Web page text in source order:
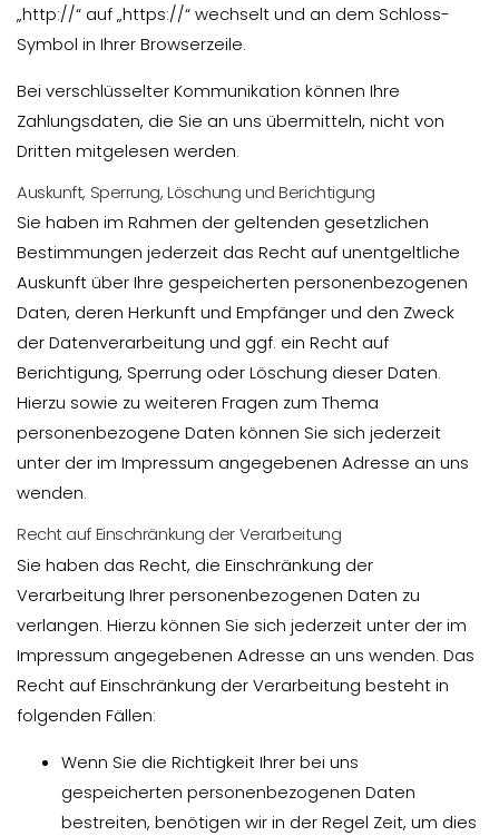
„http://“ auf „https://“ wechselt und an dem Schloss-
Symbol in Ihrer Browserzeile.
Bei verschlüsselter Kommunikation können Ihre
Zahlungsdaten, die Sie an uns übermitteln, nicht von
Dritten mitgelesen werden.
Auskunft, Sperrung, Löschung und Berichtigung
Sie haben im Rahmen der geltenden gesetzlichen
Bestimmungen jederzeit das Recht auf unentgeltliche
Auskunft über Ihre gespeicherten personenbezogenen
Daten, deren Herkunft und Empfänger und den Zweck
der Datenverarbeitung und ggf. ein Recht auf
Berichtigung, Sperrung oder Löschung dieser Daten.
Hierzu sowie zu weiteren Fragen zum Thema
personenbezogene Daten können Sie sich jederzeit
unter der im Impressum angegebenen Adresse an uns
wenden.
Recht auf Einschränkung der Verarbeitung
Sie haben das Recht, die Einschränkung der
Verarbeitung Ihrer personenbezogenen Daten zu
verlangen. Hierzu können Sie sich jederzeit unter der im
Impressum angegebenen Adresse an uns wenden. Das
Recht auf Einschränkung der Verarbeitung besteht in
folgenden Fällen:
Wenn Sie die Richtigkeit Ihrer bei uns
gespeicherten personenbezogenen Daten
bestreiten, benötigen wir in der Regel Zeit, um dies